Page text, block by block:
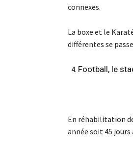
connexes.
La boxe et le
différentes se
Football, le
En réhabilitation
année soit 45 jours